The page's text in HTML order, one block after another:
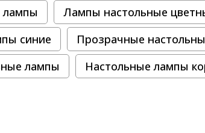
лампы Лампы настольные
синие Прозрачные
лампы Настольные лампы